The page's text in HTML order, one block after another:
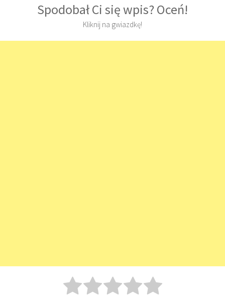
Spodobał Ci się wpis? Oceń!
Kliknij na gwiazdkę!